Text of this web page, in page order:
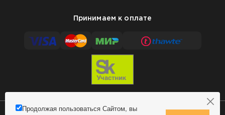
Продолжая пользоваться Сайтом, вы
Принимаем к оплате